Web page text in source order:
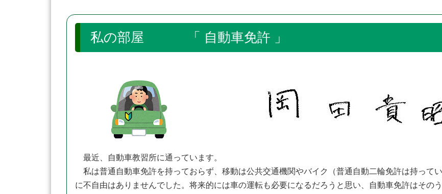
私の部屋 「 自動車免許 」
最近、自動車教習所に通っています。
私は普通自動車免許を持っておらず、移動は公共交通機関やバイク（普通自動二輪免許は持って
に不自由はありませんでした。将来的には車の運転も必要になるだろうと思い、自動車免許はその